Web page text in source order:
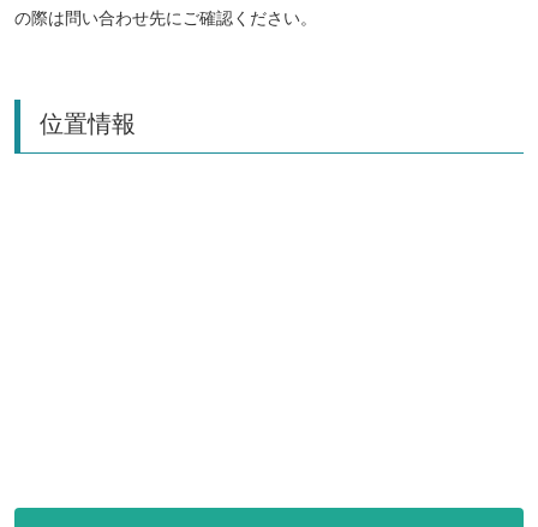
の際は問い合わせ先にご確認ください。
位置情報